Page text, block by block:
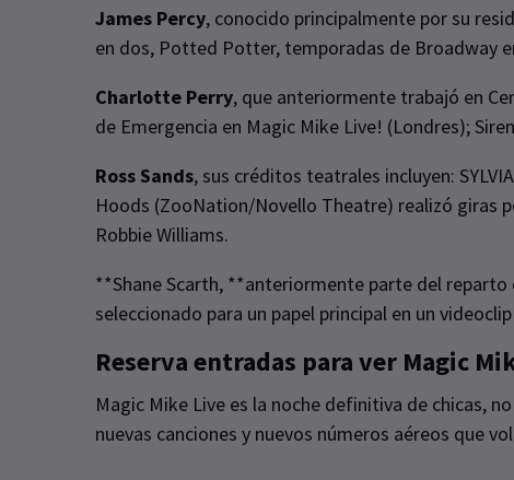
James Percy, conocido principalmente por su
en dos, Potted Potter, temporadas de Broadway
Charlotte Perry, que anteriormente trabajó en
de Emergencia en Magic Mike Live! (Londres);
Ross Sands, sus créditos teatrales incluyen:
Hoods (ZooNation/Novello Theatre) realizó giras
Robbie Williams.
**Shane Scarth, **anteriormente parte del
seleccionado para un papel principal en un
Reserva entradas para ver Magic
Magic Mike Live es la noche definitiva de chicas,
nuevas canciones y nuevos números aéreos que